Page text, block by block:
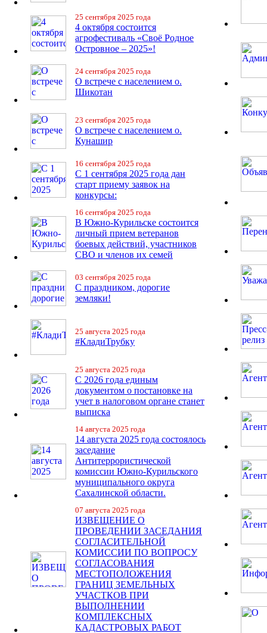
25 сентября 2025 года
4 октября состоится
агрофестиваль «Своё Родное
Островное – 2025»!
24 сентября 2025 года
О встрече с населением о.
Шикотан
23 сентября 2025 года
О встрече с населением о.
Кунашир
16 сентября 2025 года
С 1 сентября 2025 года дан
старт приему заявок на
конкурсы:
16 сентября 2025 года
В Южно-Курильске состоится
личный прием ветеранов
боевых действий, участников
СВО и членов их семей
03 сентября 2025 года
С праздником, дорогие
земляки!
25 августа 2025 года
#КладиТрубку
25 августа 2025 года
С 2026 года единым
документом о постановке на
учет в налоговом органе станет
выписка
14 августа 2025 года
14 августа 2025 года состоялось
заседание
Антитеррористической
комиссии Южно-Курильского
муниципального округа
Сахалинской области.
07 августа 2025 года
ИЗВЕЩЕНИЕ О
ПРОВЕДЕНИИ ЗАСЕДАНИЯ
СОГЛАСИТЕЛЬНОЙ
КОМИССИИ ПО ВОПРОСУ
СОГЛАСОВАНИЯ
МЕСТОПОЛОЖЕНИЯ
ГРАНИЦ ЗЕМЕЛЬНЫХ
УЧАСТКОВ ПРИ
ВЫПОЛНЕНИИ
КОМПЛЕКСНЫХ
КАДАСТРОВЫХ РАБОТ